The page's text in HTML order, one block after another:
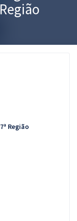
Região